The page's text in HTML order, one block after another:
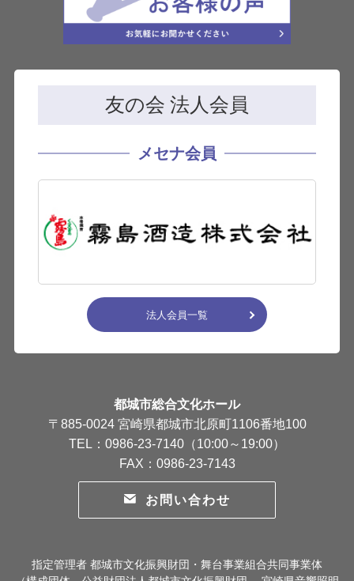
友の会 法人会員
メセナ会員
法人会員一覧
都城市総合文化ホール
〒885-0024 宮崎県都城市北原町1106番地100
TEL：0986-23-7140（10:00～19:00）
FAX：0986-23-7143
お問い合わせ
指定管理者 都城市文化振興財団・舞台事業組合共同事業体